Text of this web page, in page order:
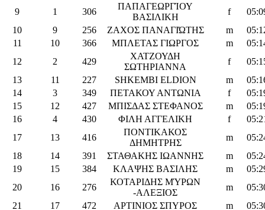
9 1 306
ΠΑΠΑΓΕΩΡΓΊΟΥ
ΒΑΣΙΛΙΚΗ
f
10
9 256 ΖΑΧΟΣ ΠΑΝΑΓΙΏΤΗΣ m
11
10 366 ΜΠΛΕΤΑΣ ΓΙΩΡΓΟΣ m
12
2 429
ΧΑΤΖΟΥΔΗ
ΣΩΤΗΡΙΑΝΝΑ
f
13
11 227 SHKEMBI ELDION m
14
3 349 ΠΕΤΑΚΟΥ ΑΝΤΩΝΙΑ f
15
12 427 ΜΠΙΣΔΑΣ ΣΤΕΦΑΝΟΣ m
16
4 430 ΦΙΛΗ ΑΓΓΕΛΙΚΗ f
17
13 416
ΠΟΝΤΙΚΑΚΟΣ
ΔΗΜΗΤΡΗΣ
m
18
14 391 ΣΤΑΘΑΚΗΣ ΙΩΑΝΝΗΣ m
19
15 384 ΚΛΑΨΗΣ ΒΑΣΙΛΗΣ m
20
16 276
ΚΟΤΑΡΙΔΗΣ ΜΎΡΩΝ
-ΑΛΕΞΙΟΣ
m
21
17 472 ΑΡΤΙΝΙΟΣ ΣΠΥΡΟΣ m